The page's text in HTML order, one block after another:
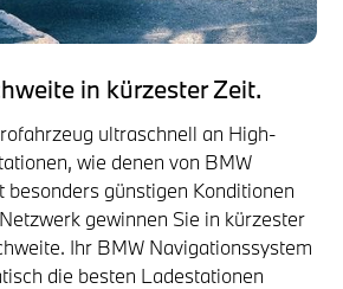
in kürzester Zeit.
ultraschnell an High-
wie denen von BMW
besonders günstigen Konditionen
gewinnen Sie in kürzester
Ihr BMW Navigationssystem
die besten Ladestationen